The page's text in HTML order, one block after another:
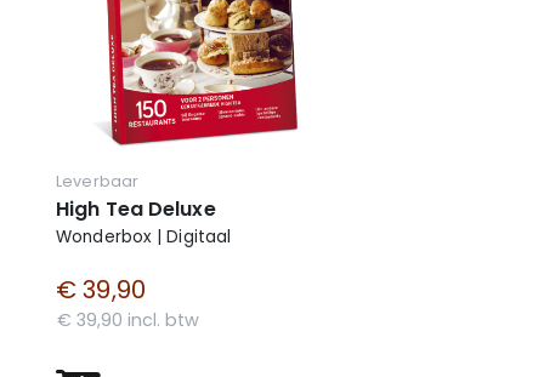
Leverbaar
High Tea Deluxe
Wonderbox | Digitaal
€ 39,90
€ 39,90 incl. btw